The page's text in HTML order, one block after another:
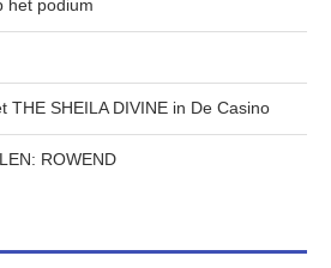
het podium
THE SHEILA DIVINE in De Casino
ROWEND